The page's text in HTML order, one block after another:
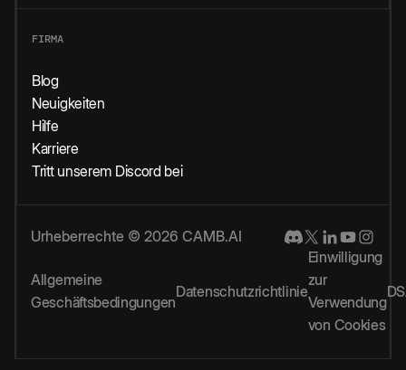
FIRMA
Blog
Neuigkeiten
Hilfe
Karriere
Tritt unserem Discord bei
Urheberrechte © 2026 CAMB.AI
Allgemeine
Geschäftsbedingungen
Datenschutzrichtlinie
Einwilligung
zur
Verwendung
von Cookies